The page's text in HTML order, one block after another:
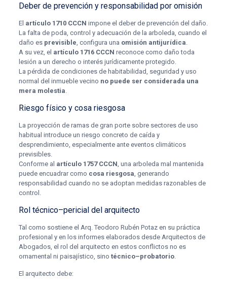
Deber de prevención y responsabilidad por omisión
El artículo 1710 CCCN impone el deber de prevención del daño.
La falta de poda, control y adecuación de la arboleda, cuando el
daño es previsible , configura una omisión antijurídica
A su vez, el artículo 1716 CCCN reconoce como daño toda
lesión a un derecho o interés jurídicamente protegido.
La pérdida de condiciones de habitabilidad, seguridad y uso
normal del inmueble vecino no puede ser considerada una
mera molestia
Riesgo físico y cosa riesgosa
La proyección de ramas de gran porte sobre sectores de uso
habitual introduce un riesgo concreto de caída y
desprendimiento, especialmente ante eventos climáticos
previsibles.
Conforme al artículo 1757 CCCN , una arboleda mal mantenida
puede encuadrar como cosa riesgosa , generando
responsabilidad cuando no se adoptan medidas razonables de
control.
Rol técnico–pericial del arquitecto
Tal como sostiene el Arq. Teodoro Rubén Potaz en su práctica
profesional y en los informes elaborados desde Arquitectos de
Abogados, el rol del arquitecto en estos conflictos no es
ornamental ni paisajístico, sino técnico–probatorio.
El arquitecto debe: